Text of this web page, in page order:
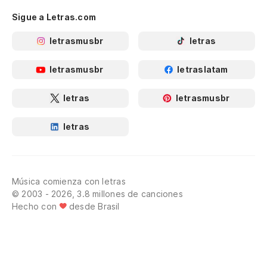
Sigue a Letras.com
letrasmusbr letras
letrasmusbr letraslatam
letras letrasmusbr
letras
Música comienza con letras
© 2003 - 2026, 3.8 millones de canciones
Hecho con
desde Brasil